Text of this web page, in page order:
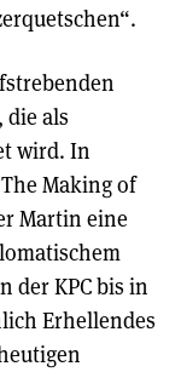
als
wird. In
Making of
Martin eine
der KPC bis in
Erhellendes